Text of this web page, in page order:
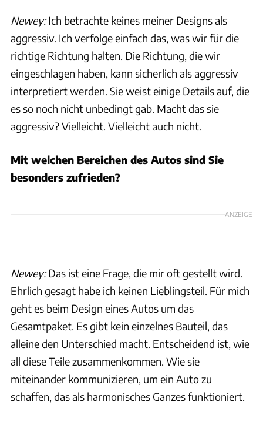
Newey:Ich betrachte keines meiner Designs als
aggressiv. Ich verfolge einfach das, was wir für die
richtige Richtung halten. Die Richtung, die wir
eingeschlagen haben, kann sicherlich als aggressiv
interpretiert werden. Sie weist einige Details auf, die
es so noch nicht unbedingt gab. Macht das sie
aggressiv? Vielleicht. Vielleicht auch nicht.
Mit welchen Bereichen des Autos sind Sie
besonders zufrieden?
ANZEIGE
Newey:Das ist eine Frage, die mir oft gestellt wird.
Ehrlich gesagt habe ich keinen Lieblingsteil. Für mich
geht es beim Design eines Autos um das
Gesamtpaket. Es gibt kein einzelnes Bauteil, das
alleine den Unterschied macht. Entscheidend ist, wie
all diese Teile zusammenkommen. Wie sie
miteinander kommunizieren, um ein Auto zu
schaffen, das als harmonisches Ganzes funktioniert.